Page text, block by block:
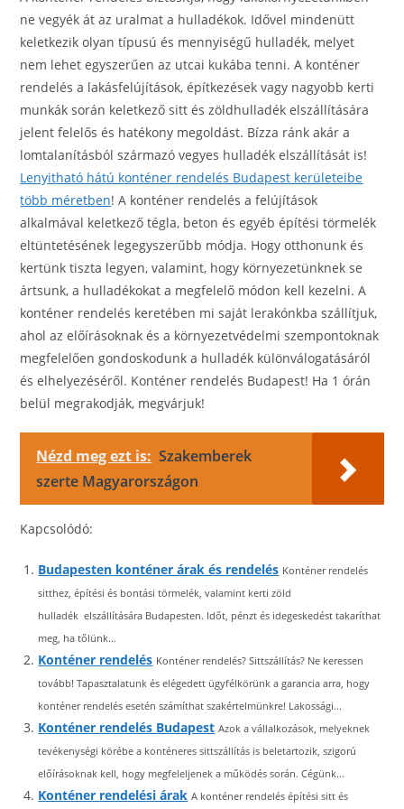
ne vegyék át az uralmat a hulladékok. Idővel mindenütt
keletkezik olyan típusú és mennyiségű hulladék, melyet
nem lehet egyszerűen az utcai kukába tenni. A konténer
rendelés a lakásfelújítások, építkezések vagy nagyobb kerti
munkák során keletkező sitt és zöldhulladék elszállítására
jelent felelős és hatékony megoldást. Bízza ránk akár a
lomtalanításból származó vegyes hulladék elszállítását is!
Lenyitható hátú konténer rendelés Budapest kerületeibe
több méretben! A konténer rendelés a felújítások
alkalmával keletkező tégla, beton és egyéb építési törmelék
eltüntetésének legegyszerűbb módja. Hogy otthonunk és
kertünk tiszta legyen, valamint, hogy környezetünknek se
ártsunk, a hulladékokat a megfelelő módon kell kezelni. A
konténer rendelés keretében mi saját lerakónkba szállítjuk,
ahol az előírásoknak és a környezetvédelmi szempontoknak
megfelelően gondoskodunk a hulladék különválogatásáról
és elhelyezéséről. Konténer rendelés Budapest! Ha 1 órán
belül megrakodják, megvárjuk!
Nézd meg ezt is: Szakemberek
szerte Magyarországon
Kapcsolódó:
Budapesten konténer árak és rendelés Konténer rendelés
sitthez, építési és bontási törmelék, valamint kerti zöld
hulladék elszállítására Budapesten. Időt, pénzt és idegeskedést takaríthat
meg, ha tőlünk...
Konténer rendelés Konténer rendelés? Sittszállítás? Ne keressen
tovább! Tapasztalatunk és elégedett ügyfélkörünk a garancia arra, hogy
konténer rendelés esetén számíthat szakértelmünkre! Lakossági...
Konténer rendelés Budapest Azok a vállalkozások, melyeknek
tevékenységi körébe a konténeres sittszállítás is beletartozik, szigorú
előírásoknak kell, hogy megfeleljenek a működés során. Cégünk...
Konténer rendelési árak A konténer rendelés építési sitt és